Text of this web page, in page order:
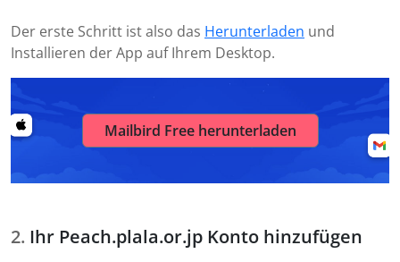
Der erste Schritt ist also das Herunterladen und
Installieren der App auf Ihrem Desktop.
Mailbird Free herunterladen
Ihr Peach.plala.or.jp Konto hinzufügen